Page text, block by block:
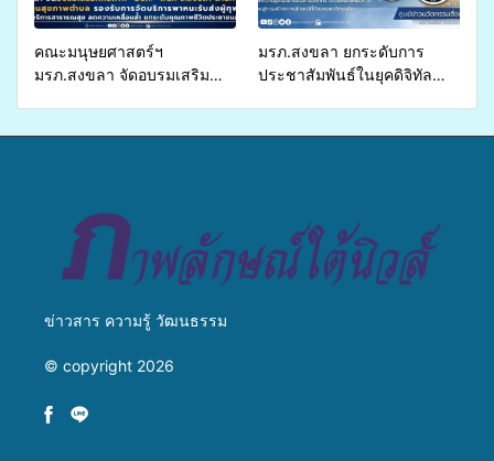
คณะมนุษยศาสตร์ฯ
มรภ.สงขลา จัดอบรมเสริม
เหลื่อมล้ำ ยกระดับคุณภาพ
ชีวิตประชาชนอย่างยั่งยืน
มรภ.สงขลา ยกระดับการ
ประชาสัมพันธ์ในยุคดิจิทัล
ข่าวสาร ความรู้ วัฒนธรรม
© copyright 2026